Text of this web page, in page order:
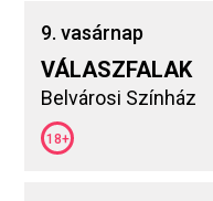
9. vasárnap
VÁLASZFALAK
Belvárosi Színház
18+